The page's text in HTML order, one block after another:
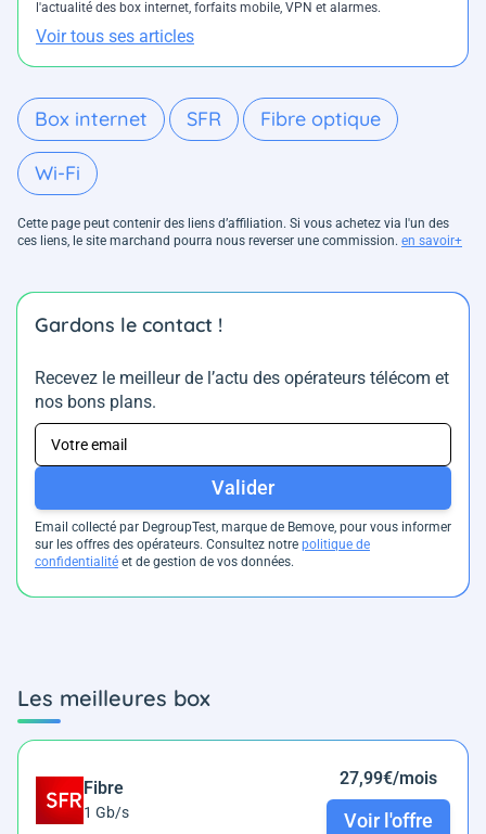
l'actualité des box internet, forfaits mobile, VPN et alarmes.
Voir tous ses articles
Box internet SFR Fibre optique
Wi-Fi
Cette page peut contenir des liens d’affiliation. Si vous achetez via l'un des
ces liens, le site marchand pourra nous reverser une commission. en savoir+
Gardons le contact !
Recevez le meilleur de l’actu des opérateurs télécom et
nos bons plans.
Valider
Email collecté par DegroupTest, marque de Bemove, pour vous informer
sur les offres des opérateurs. Consultez notre politique de
confidentialité et de gestion de vos données.
Les meilleures box
Fibre
1 Gb/s
27,99€/mois
Voir l'offre